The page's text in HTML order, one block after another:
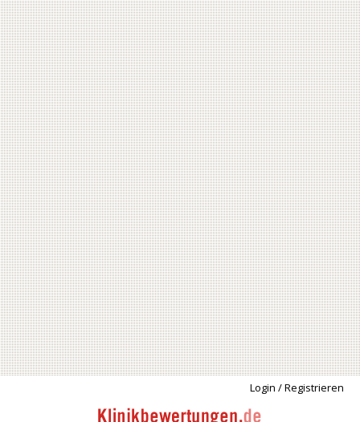
Login / Registrieren